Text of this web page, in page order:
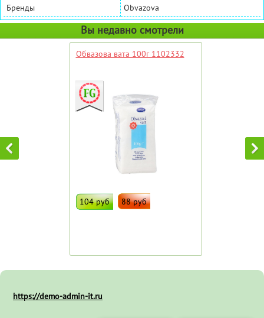
Бренды
Obvazova
Вы недавно смотрели
Обвазова вата 100г 1102332
104 руб 88 руб
https://demo-admin-it.ru